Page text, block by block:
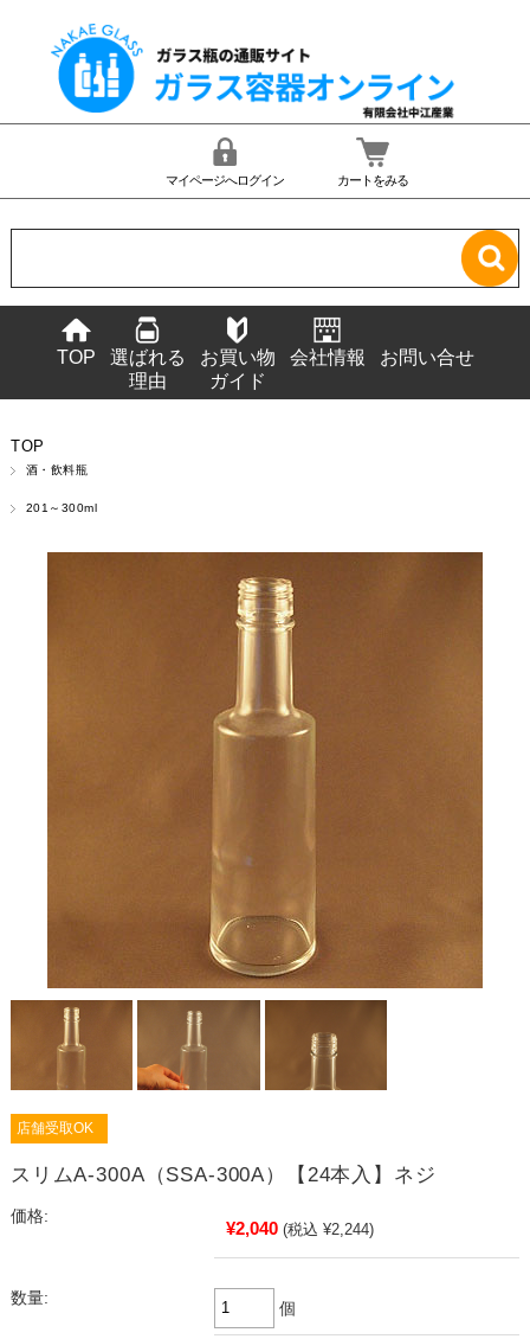
マイページへログイン カートをみる
TOP
選ばれる
理由
お買い物
ガイド
会社情報 お問い合せ
TOP
酒・飲料瓶
201～300ml
店舗受取OK
スリムA-300A（SSA-300A）【24本入】ネジ
価格:
¥2,040 (税込 ¥2,244)
数量:
個